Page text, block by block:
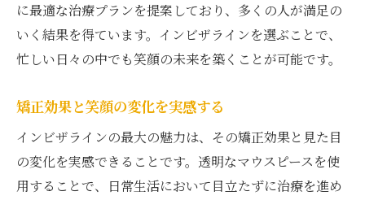
に最適な治療プランを提案しており、多くの人が満足の
いく結果を得ています。インビザラインを選ぶことで、
忙しい日々の中でも笑顔の未来を築くことが可能です。
矯正効果と笑顔の変化を実感する
インビザラインの最大の魅力は、その矯正効果と見た目
の変化を実感できることです。透明なマウスピースを使
用することで、日常生活において目立たずに治療を進め